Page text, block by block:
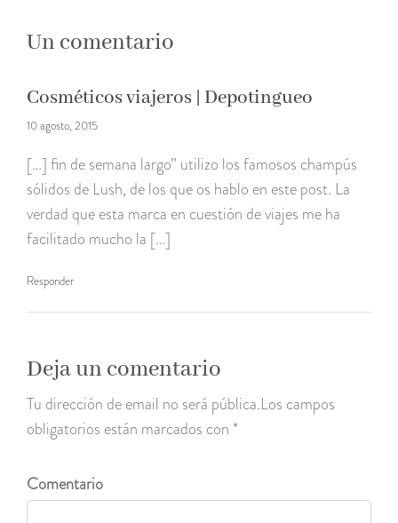
Un comentario
Cosméticos viajeros | Depotingueo
10 agosto, 2015
[…] fin de semana largo” utilizo los famosos champús
sólidos de Lush, de los que os hablo en este post. La
verdad que esta marca en cuestión de viajes me ha
facilitado mucho la […]
Responder
Deja un comentario
Tu dirección de email no será pública.Los campos
obligatorios están marcados con *
Comentario